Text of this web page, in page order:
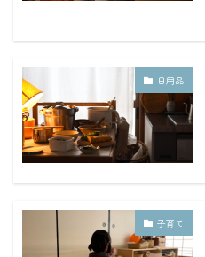
日用品
子育て